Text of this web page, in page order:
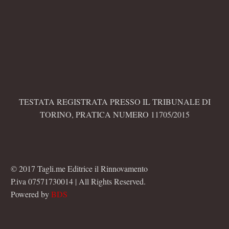
TESTATA REGISTRATA PRESSO IL TRIBUNALE DI
TORINO, PRATICA NUMERO 11705/2015
© 2017 Tagli.me Editrice il Rinnovamento
P.iva 07571730014 | All Rights Reserved.
Powered byBDS